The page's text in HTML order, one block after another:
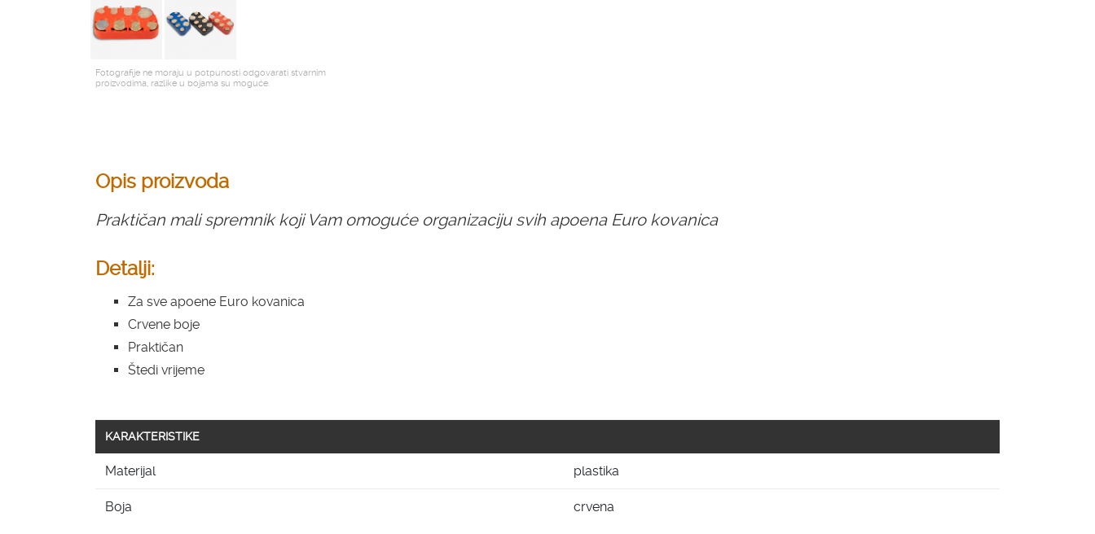
Fotografije ne moraju u potpunosti odgovarati stvarnim
proizvodima, razlike u bojama su moguće.
Opis proizvoda
Praktičan mali spremnik koji Vam omoguće organizaciju svih apoena Euro kovanica
Detalji:
Za sve apoene Euro kovanica
Crvene boje
Praktičan
Štedi vrijeme
KARAKTERISTIKE
Materijal plastika
Boja crvena